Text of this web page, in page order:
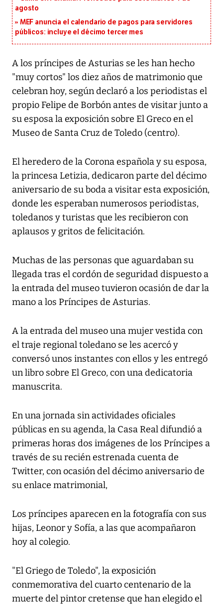
agosto
MEF anuncia el calendario de pagos para servidores
públicos: incluye el décimo tercer mes
A los príncipes de Asturias se les han hecho
"muy cortos" los diez años de matrimonio que
celebran hoy, según declaró a los periodistas el
propio Felipe de Borbón antes de visitar junto a
su esposa la exposición sobre El Greco en el
Museo de Santa Cruz de Toledo (centro).
El heredero de la Corona española y su esposa,
la princesa Letizia, dedicaron parte del décimo
aniversario de su boda a visitar esta exposición,
donde les esperaban numerosos periodistas,
toledanos y turistas que les recibieron con
aplausos y gritos de felicitación.
Muchas de las personas que aguardaban su
llegada tras el cordón de seguridad dispuesto a
la entrada del museo tuvieron ocasión de dar la
mano a los Príncipes de Asturias.
A la entrada del museo una mujer vestida con
el traje regional toledano se les acercó y
conversó unos instantes con ellos y les entregó
un libro sobre El Greco, con una dedicatoria
manuscrita.
En una jornada sin actividades oficiales
públicas en su agenda, la Casa Real difundió a
primeras horas dos imágenes de los Príncipes a
través de su recién estrenada cuenta de
Twitter, con ocasión del décimo aniversario de
su enlace matrimonial,
Los príncipes aparecen en la fotografía con sus
hijas, Leonor y Sofía, a las que acompañaron
hoy al colegio.
"El Griego de Toledo", la exposición
conmemorativa del cuarto centenario de la
muerte del pintor cretense que han elegido el